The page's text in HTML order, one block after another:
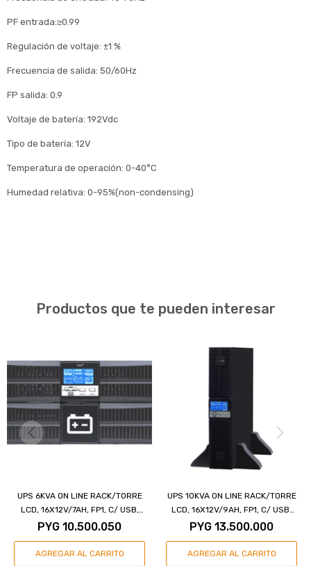
PF entrada:≥0.99
Regulación de voltaje: ±1 %
Frecuencia de salida: 50/60Hz
FP salida: 0.9
Voltaje de batería: 192Vdc
Tipo de batería: 12V
Temperatura de operación: 0-40°C
Humedad relativa: 0-95%(non-condensing)
Productos que te pueden interesar
UPS 6KVA ON LINE RACK/TORRE
LCD, 16X12V/7AH, FP1, C/ USB,
SNMP SLOT Y PUERTO PA
PYG 10.500.050
UPS 10KVA ON LINE RACK/TORRE
LCD, 16X12V/9AH, FP1, C/ USB,
SNMP SLOT Y PUERTO P
PYG 13.500.000